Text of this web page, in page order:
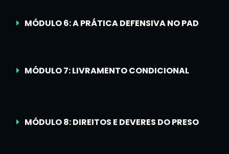
MÓDULO 6: A PRÁTICA DEFENSIVA NO PAD
MÓDULO 7: LIVRAMENTO CONDICIONAL
MÓDULO 8: DIREITOS E DEVERES DO PRESO